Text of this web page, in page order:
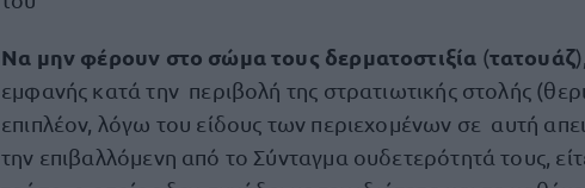
Να μην φέρουν στο σώμα τους δερματοστιξία (τατουάζ
εμφανής κατά την περιβολή της στρατιωτικής στολής
επιπλέον, λόγω του είδους των περιεχομένων σε αυτή
την επιβαλλόμενη από το Σύνταγμα ουδετερότητά τους,